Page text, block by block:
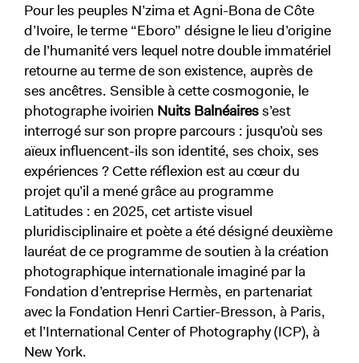
Pour les peuples N’zima et Agni-Bona de Côte
d’Ivoire, le terme “Eboro” désigne le lieu d’origine
de l’humanité vers lequel notre double immatériel
retourne au terme de son existence, auprès de
ses ancêtres. Sensible à cette cosmogonie, le
photographe ivoirien Nuits Balnéairess’est
interrogé sur son propre parcours : jusqu’où ses
aïeux influencent-ils son identité, ses choix, ses
expériences ? Cette réflexion est au cœur du
projet qu’il a mené grâce au programme
Latitudes : en 2025, cet artiste visuel
pluridisciplinaire et poète a été désigné deuxième
lauréat de ce programme de soutien à la création
photographique internationale imaginé par la
Fondation d’entreprise Hermès, en partenariat
avec la Fondation Henri Cartier-Bresson, à Paris,
et l’International Center of Photography (ICP), à
New York.